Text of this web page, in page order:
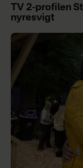
TV 2-profilen
nyresvigt